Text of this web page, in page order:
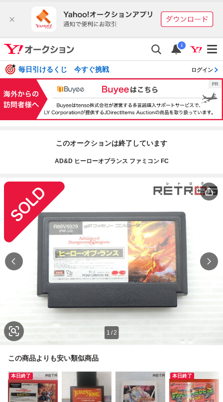
i
毎日引けるくじ 今すぐ挑戦 ログイン
このオークションは終了しています
AD&D ヒーローオブランス ファミコン FC
1 /2
この商品よりも安い類似商品
本日終了 本日終了